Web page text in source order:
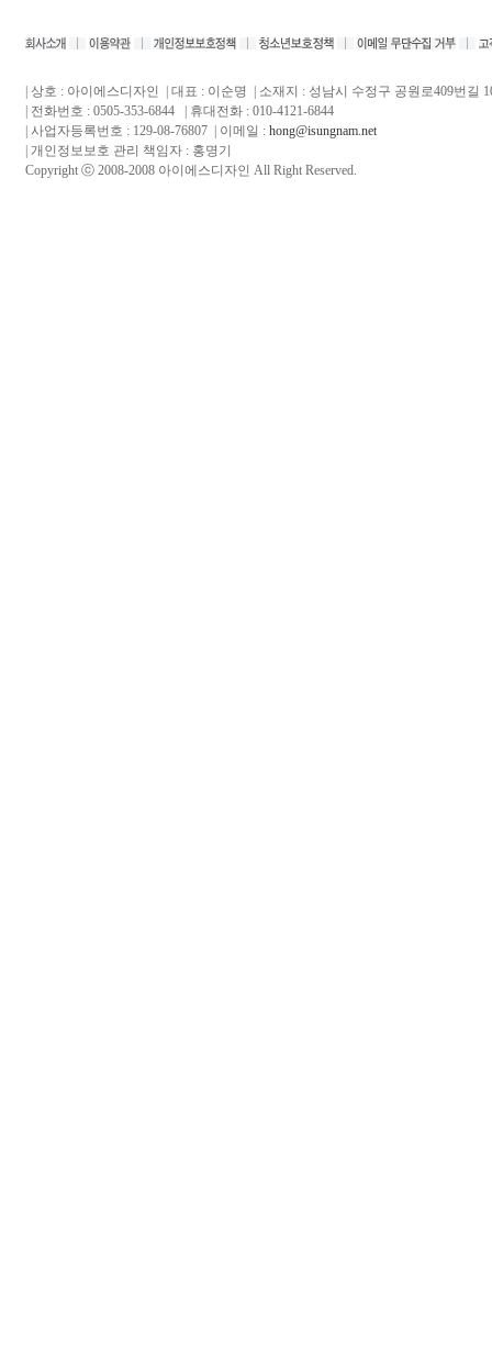
| 상호 : 아이에스디자인 | 대표 : 이순명 | 소재지 : 성남시 수정구 공원로409번길
| 전화번호 : 0505-353-6844 | 휴대전화 : 010-4121-6844
| 사업자등록번호 : 129-08-76807 | 이메일 : hong@isungnam.net
| 개인정보보호 관리 책임자 : 홍명기
Copyright ⓒ 2008-2008 아이에스디자인 All Right Reserved.